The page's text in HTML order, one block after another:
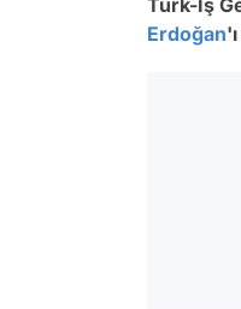
Türk-İş
Erdoğan